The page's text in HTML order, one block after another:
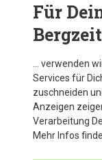
Für
… verwenden
Services für
zuschneiden
Anzeigen
Verarbeitung
Mehr Infos